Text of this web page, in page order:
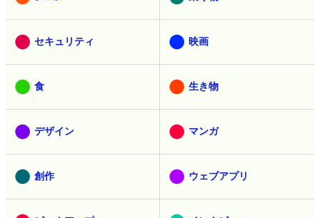
セキュリティ 映画
食 生き物
デザイン マンガ
創作 ウェブアプリ